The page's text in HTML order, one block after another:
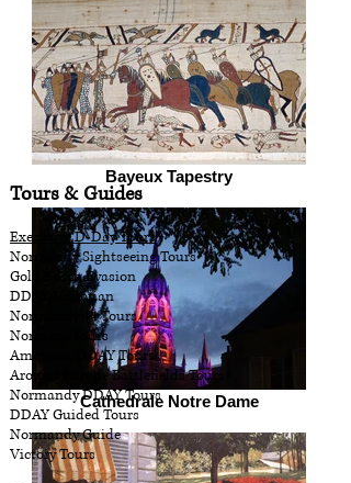
Bayeux Tapestry
Cathedrale Notre Dame
Tours & Guides
Executive D-Day Tours
Normandy Sightseeing Tours
Gold Beach Evasion
DDAY Historian
Normandy 44 Tours
NormandYours
American DDAY Tours
Around Europe Battlefields Tours
Normandy DDAY Tours
DDAY Guided Tours
Normandy Guide
Victory Tours